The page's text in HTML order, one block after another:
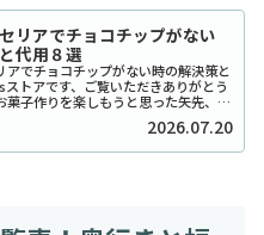
セリアでチョコチップがない
代用８選
アでチョコチップがない時の解決策と
トアです、ご覧いただきありがとう
菓子作りを楽しもうと思った矢先、セ
ップが「ない！」と困ったことはあり
私も、クッキーを焼こうとした日...
2026.07.20